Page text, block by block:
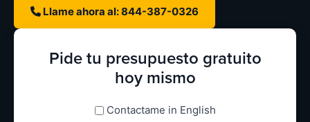
Llame ahora al: 844-387-0326
Pide tu presupuesto gratuito
hoy mismo
espanol_espanolContactame in English